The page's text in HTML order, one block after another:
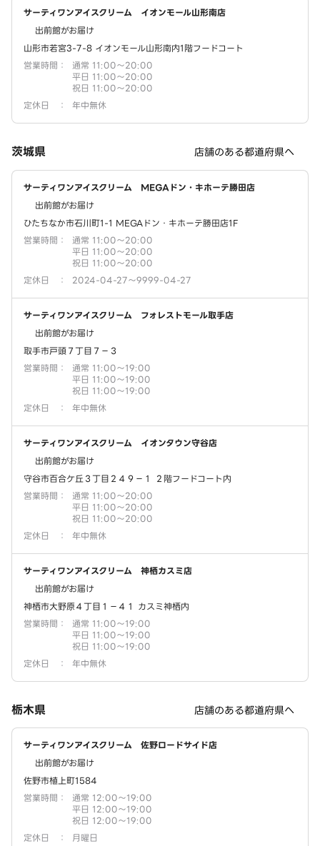
サーティワンアイスクリーム イオンモール山形南店
出前館がお届け
山形市若宮3-7-8 イオンモール山形南内1階フードコート
営業時間 ：
通常 11:00～20:00
平日 11:00～20:00
祝日 11:00～20:00
定休日
： 年中無休
茨城県 店舗のある都道府県へ
サーティワンアイスクリーム MEGAドン・キホーテ勝田店
出前館がお届け
ひたちなか市石川町1-1 MEGAドン・キホーテ勝田店1F
営業時間 ：
通常 11:00～20:00
平日 11:00～20:00
祝日 11:00～20:00
定休日
： 2024-04-27～9999-04-27
サーティワンアイスクリーム フォレストモール取手店
出前館がお届け
取手市戸頭７丁目７－３
営業時間 ：
通常 11:00～19:00
平日 11:00～19:00
祝日 11:00～19:00
定休日
： 年中無休
サーティワンアイスクリーム イオンタウン守谷店
出前館がお届け
守谷市百合ケ丘３丁目２４９－１ ２階フードコート内
営業時間 ：
通常 11:00～20:00
平日 11:00～20:00
祝日 11:00～20:00
定休日
： 年中無休
サーティワンアイスクリーム 神栖カスミ店
出前館がお届け
神栖市大野原４丁目１－４１ カスミ神栖内
営業時間 ：
通常 11:00～19:00
平日 11:00～19:00
祝日 11:00～19:00
定休日
： 年中無休
栃木県 店舗のある都道府県へ
サーティワンアイスクリーム 佐野ロードサイド店
出前館がお届け
佐野市植上町1584
営業時間 ：
通常 12:00～19:00
平日 12:00～19:00
祝日 12:00～19:00
定休日
： 月曜日